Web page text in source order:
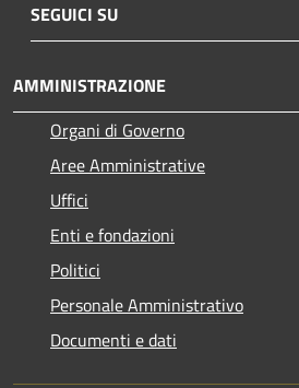
SEGUICI SU
AMMINISTRAZIONE
Organi di Governo
Aree Amministrative
Uffici
Enti e fondazioni
Politici
Personale Amministrativo
Documenti e dati